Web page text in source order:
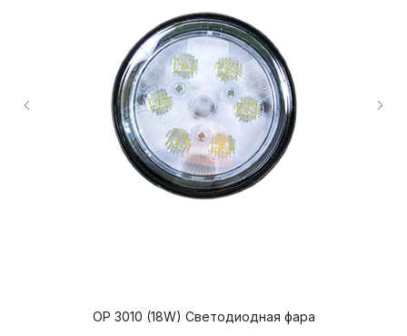
ОР 3010 (18W) Светодиодная фара
Продукция
О компании
Доставка и оплата
Вопросы и ответы